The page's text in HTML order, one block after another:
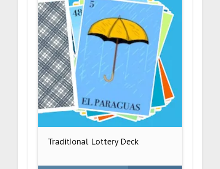
Traditional Lottery Deck